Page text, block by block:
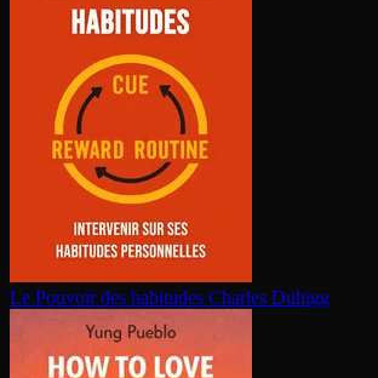
Le Pouvoir des habitudes Charles Duhigg